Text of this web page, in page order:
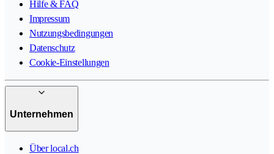
Hilfe & FAQ
Impressum
Nutzungsbedingungen
Datenschutz
Cookie-Einstellungen
Unternehmen
Über local.ch